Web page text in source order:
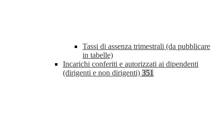
Tassi di assenza trimestrali (da pubblicare
in tabelle)
Incarichi conferiti e autorizzati ai dipendenti
(dirigenti e non dirigenti) 351